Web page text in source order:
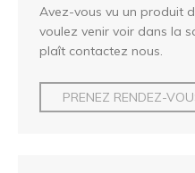
Avez-vous vu un produit
voulez venir voir dans la
plaît contactez nous.
PRENEZ RENDEZ-